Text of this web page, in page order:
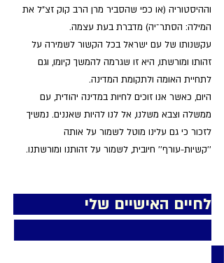
וההיסטוריה (או כפי שהסביר מרן הרב קוק זצ"ל את
המילה: הסתר־יה) מדברת בעת עצמה.
עקשנותו של עם ישראל בכל הקשור לשמירה על
זהותו ומורשתו, היא זו שגרמה להמשך קיומו, וגם
לתחיית האומה ולתקומת המדינה.
היום, כאשר אנו זוכים לחיות במדינה יהודית, עם
ממשלה וצבא משלנו, אל לנו להיות שאננים. נמשיך
לזכור כי גם עלינו מוטל לשמור על אותה
''קשיות-עורף'' חיובית, לשמור על זהותנו ומורשתנו.
לחיים האישיים שלי